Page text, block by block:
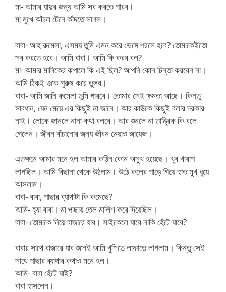
মা- আমার যাদুর জন্য আমি সব করতে পারব।
মা মুখে আঁচল টেনে কাঁদতে লাগল।
বাবা- আহ রুমেলা, এসময় তুমি এমন করে ভেঙ্গে পরলে হবে? তোমাকেইতো
সব করতে হবে। আমি বাবা। আমি কি করব বল?
মা- আমার মানিকের কপালে কি এই ছিল? আপনি কোন চিন্তা করবেন না।
আমি ঠিকই ওকে পুরুষ করে তুলব।
বাবা- আমি জানি রুমেলা তুমি পারবে। তোমার সেই ক্ষমতা আছে। কিন্তু
সাবধান, যেন মেয়ে এর কিছুই না জানে। আর কাউকে কিছুই বলার দরকার
নাই। লোকে জানলে নানা কথা বলবে। আর শুনলে না তান্ত্রিক কি বলে
গেলেন। জীবন বাঁচানোর জন্য জীবন নেয়াও জায়েজ।
এতক্ষনে আমার মনে হল আমার কঠিন কোন অসুখ হয়েছে। খুব খারাপ
লাগছিল। আমি বিছানা থেকে উঠলাম। উঠে কলের পাড়ে গিয়ে হাত মুখ ধুয়ে
আসলাম।
বাবা- বাবা, পাছার ব্যাথাটা কি কমেছে?
আমি- হ্যা বাবা। মা পাছায় তেল মালিশ করে দিয়েছিল।
বাবা- তোমাকে নিয়ে বাজারে যাব। সাইকেলে যাবে নাকি হেঁটে যাবে?
বাবার সাথে বাজারে যাব শুনেই আমি খুশিতে লাফাতে লাগলাম। কিন্তু সেই
সাথে পাছার ব্যাথার কথাও মনে হল।
আমি- বাবা হেঁটে যাই?
বাবা হাসলেন।